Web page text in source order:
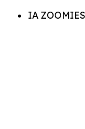
IA ZOOMIES